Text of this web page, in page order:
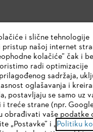
linija
stranica
i slične tehnologije
pristup našoj internet
kolačiće” čak i
radi optimizacije
sadržaja,
oglašavanja i
postavljaju se samo uz
treće strane (npr.
obrađivati vaše podatke
„Postavke” i „Politiku